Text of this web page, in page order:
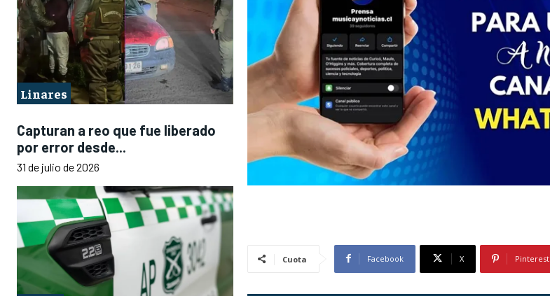
Linares
Capturan a reo que fue liberado
por error desde...
31 de julio de 2026
Cuota Facebook X Pinterest